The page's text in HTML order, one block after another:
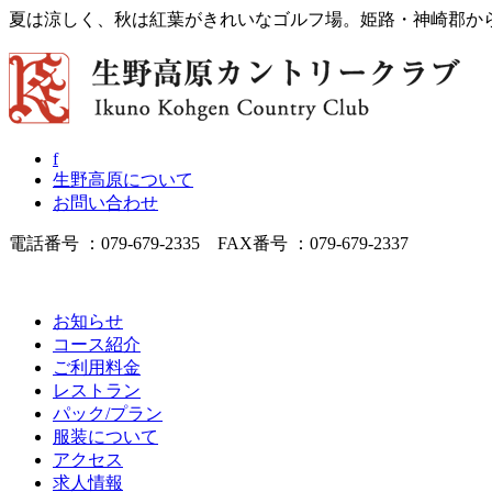
夏は涼しく、秋は紅葉がきれいなゴルフ場。姫路・神崎郡か
f
生野高原について
お問い合わせ
電話番号 ：079-679-2335 FAX番号 ：079-679-2337
お知らせ
コース紹介
ご利用料金
レストラン
パック/プラン
服装について
アクセス
求人情報